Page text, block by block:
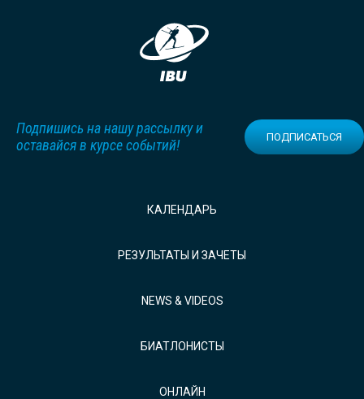
Подпишись на нашу рассылку и
оставайся в курсе событий!
ПОДПИСАТЬСЯ
КАЛЕНДАРЬ
РЕЗУЛЬТАТЫ И ЗАЧЕТЫ
NEWS & VIDEOS
БИАТЛОНИСТЫ
ОНЛАЙН